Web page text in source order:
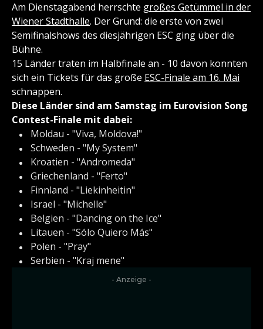
Am Dienstagabend herrschte großes Getümmel in der
Wiener Stadthalle. Der Grund: die erste von zwei
Semifinalshows des diesjährigen ESC ging über die
Bühne.
15 Länder traten im Halbfinale an - 10 davon konnten
sich ein Tickets für das große ESC-Finale am 16. Mai
schnappen.
Diese Länder sind am Samstag im Eurovision Song
Contest-Finale mit dabei:
Moldau - "Viva, Moldova!"
Schweden - "My System"
Kroatien - "Andromeda"
Griechenland - "Ferto"
Finnland - "Liekinheitin"
Israel - "Michelle"
Belgien - "Dancing on the Ice"
Litauen - "Sólo Quiero Más"
Polen - "Pray"
Serbien - "Kraj mene"
- Anzeige -